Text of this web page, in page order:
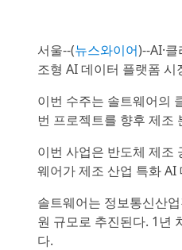
서울--(뉴스와이어)--AI·
조형 AI 데이터 플랫폼
이번 수주는 솔트웨어의
번 프로젝트를 향후 제조
이번 사업은 반도체 제조
웨어가 제조 산업 특화
솔트웨어는 정보통신산
원 규모로 추진된다. 1년
다.